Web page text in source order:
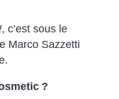
, c’est sous le
Marco Sazzetti
?